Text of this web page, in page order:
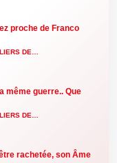
proche de Franco
DE…
même guerre.. Que
DE…
rachetée, son Âme